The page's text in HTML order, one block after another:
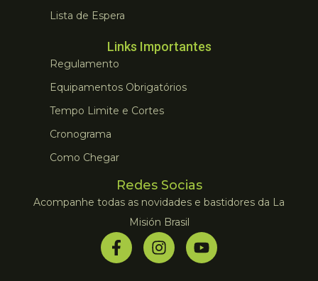
Lista de Espera
Links Importantes
Regulamento
Equipamentos Obrigatórios
Tempo Limite e Cortes
Cronograma
Como Chegar
Redes Socias
Acompanhe todas as novidades e bastidores da La
Misión Brasil